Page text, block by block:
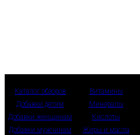
Каталог обзоров
Добавки детям
Добавки женщинам
Добавки мужчинам
Витамины
Минералы
Кислоты
Жиры и масла